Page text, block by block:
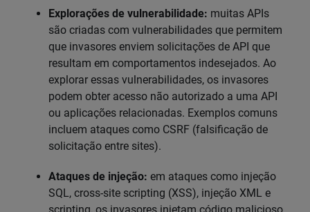
Explorações de vulnerabilidade: muitas APIs
são criadas com vulnerabilidades que permitem
que invasores enviem solicitações de API que
resultam em comportamentos indesejados. Ao
explorar essas vulnerabilidades, os invasores
podem obter acesso não autorizado a uma API
ou aplicações relacionadas. Exemplos comuns
incluem ataques como CSRF (falsificação de
solicitação entre sites).
Ataques de injeção: em ataques como injeção
SQL, cross-site scripting (XSS), injeção XML e